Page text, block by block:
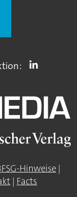
Hinweise |
| Facts